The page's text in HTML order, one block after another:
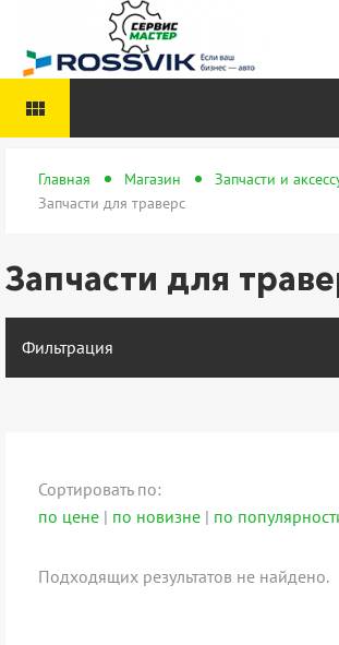
Главная Магазин
Запчасти и
Запчасти для траверс
Запчасти для
view_module
Фильтрация
Сортировать по:
по цене | по новизне | по
Подходящих результатов не найдено.